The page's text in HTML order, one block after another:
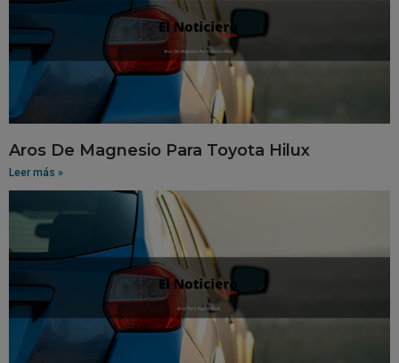
Aros De Magnesio Para Toyota Hilux
Leer más »